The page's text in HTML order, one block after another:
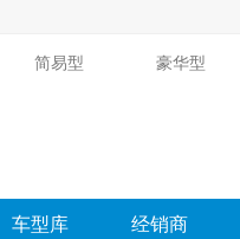
简易型 豪华型
车型库 经销商